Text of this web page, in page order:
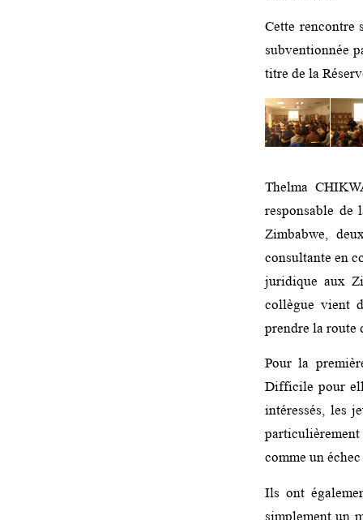
Cette rencontre
subventionnée
titre de la
Thelma
responsable
Zimbabwe,
consultante en
juridique aux
collègue vient
prendre la route
Pour la
Difficile pour
intéressés, les
comme un
Ils ont
simplement un